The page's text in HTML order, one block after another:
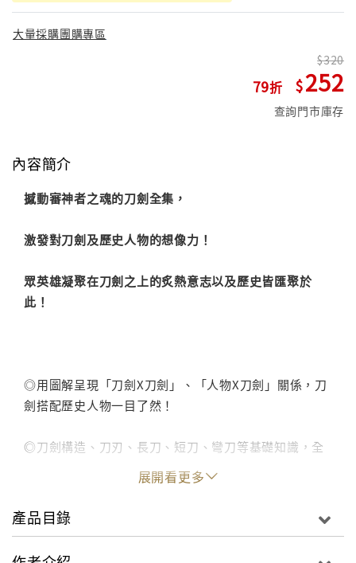
大量採購團購專區
79
320
252
查詢門市庫存
內容簡介
撼動審神者之魂的刀劍全集，
激發對刀劍及歷史人物的想像力！
眾英雄凝聚在刀劍之上的炙熱意志以及歷史皆匯聚於
此！
◎用圖解呈現「刀劍X刀劍」、「人物X刀劍」關係，刀
劍搭配歷史人物一目了然！
◎刀劍構造、刀刃、長刀、短刀、彎刀等基礎知識，全
◎附錄刀劍的打造刀將所屬流派、刀名、年代、逸聞、
標示刀劍能力值圖表！
展開看更多
產品目錄